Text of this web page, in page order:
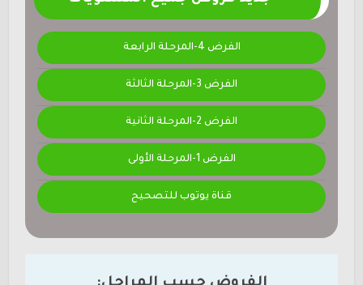
الفرض 4-المرحلة الرابعة
الفرض 3-المرحلة الثالثة
الفرض 2-المرحلة الثانية
الفرض 1-المرحلة الأولى
قناة يوتوب للتصحيح
الفروض حسب المراحل: